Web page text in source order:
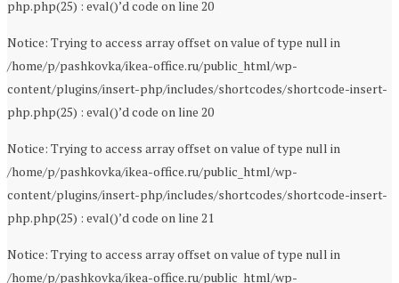
php.php(25) : eval()’d code on line 20
Notice: Trying to access array offset on value of type null in
/home/p/pashkovka/ikea-office.ru/public_html/wp-
content/plugins/insert-php/includes/shortcodes/shortcode-insert-
php.php(25) : eval()’d code on line 20
Notice: Trying to access array offset on value of type null in
/home/p/pashkovka/ikea-office.ru/public_html/wp-
content/plugins/insert-php/includes/shortcodes/shortcode-insert-
php.php(25) : eval()’d code on line 21
Notice: Trying to access array offset on value of type null in
/home/p/pashkovka/ikea-office.ru/public_html/wp-